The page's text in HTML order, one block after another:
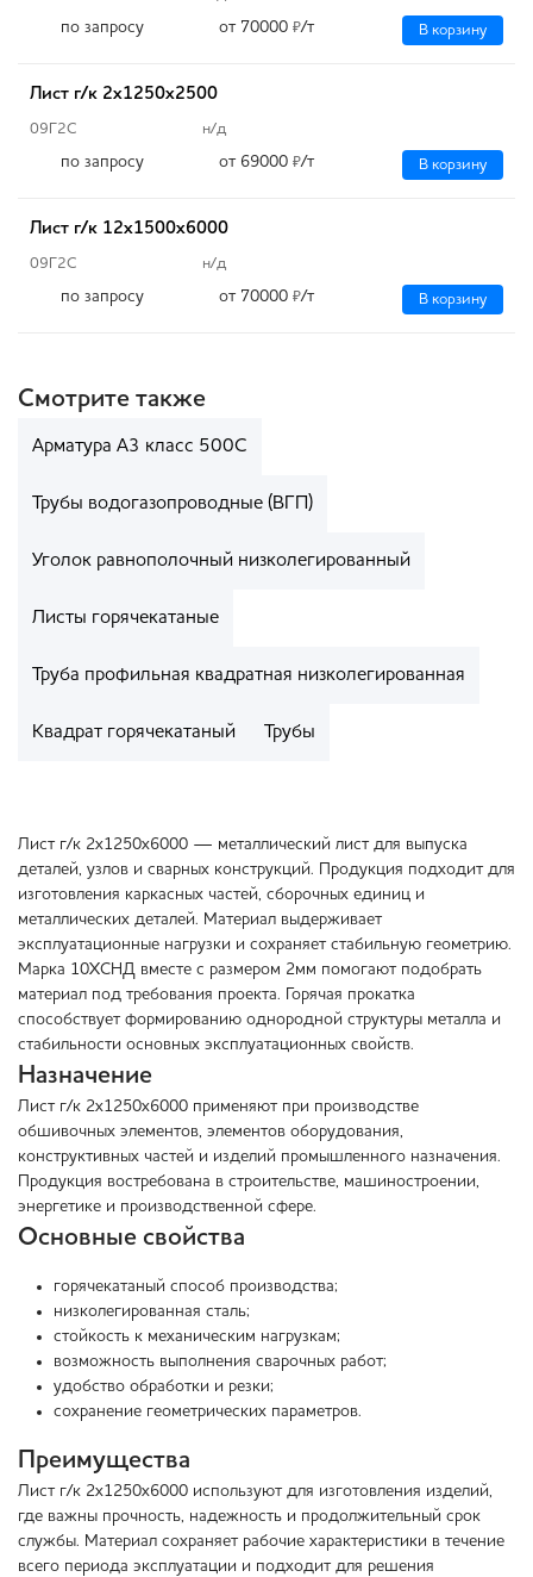
по запросу от 70000 ₽/т В корзину
Лист г/к 2х1250х2500
09Г2С н/д
по запросу от 69000 ₽/т В корзину
Лист г/к 12х1500х6000
09Г2С н/д
по запросу от 70000 ₽/т В корзину
Смотрите также
Арматура А3 класс 500С
Трубы водогазопроводные (ВГП)
Уголок равнополочный низколегированный
Листы горячекатаные
Труба профильная квадратная низколегированная
Квадрат горячекатаный Трубы
Лист г/к 2х1250х6000 — металлический лист для выпуска
деталей, узлов и сварных конструкций. Продукция подходит для
изготовления каркасных частей, сборочных единиц и
металлических деталей. Материал выдерживает
эксплуатационные нагрузки и сохраняет стабильную геометрию.
Марка 10ХСНД вместе с размером 2мм помогают подобрать
материал под требования проекта. Горячая прокатка
способствует формированию однородной структуры металла и
стабильности основных эксплуатационных свойств.
Назначение
Лист г/к 2х1250х6000 применяют при производстве
обшивочных элементов, элементов оборудования,
конструктивных частей и изделий промышленного назначения.
Продукция востребована в строительстве, машиностроении,
энергетике и производственной сфере.
Основные свойства
горячекатаный способ производства;
низколегированная сталь;
стойкость к механическим нагрузкам;
возможность выполнения сварочных работ;
удобство обработки и резки;
сохранение геометрических параметров.
Преимущества
Лист г/к 2х1250х6000 используют для изготовления изделий,
где важны прочность, надежность и продолжительный срок
службы. Материал сохраняет рабочие характеристики в течение
всего периода эксплуатации и подходит для решения